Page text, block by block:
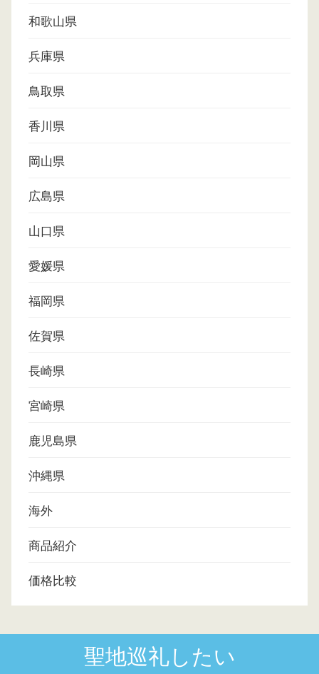
和歌山県
兵庫県
鳥取県
香川県
岡山県
広島県
山口県
愛媛県
福岡県
佐賀県
長崎県
宮崎県
鹿児島県
沖縄県
海外
商品紹介
価格比較
聖地巡礼したい